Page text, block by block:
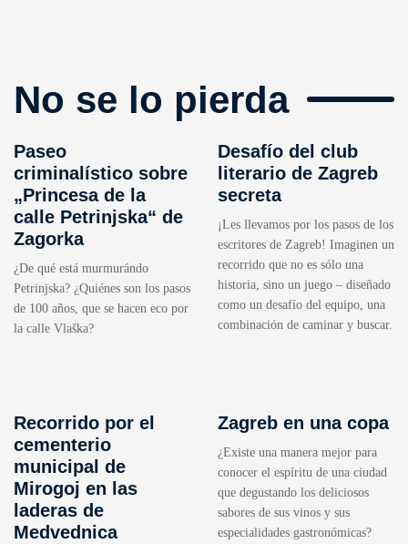
No se lo pierda
Paseo
criminalístico sobre
„Princesa de la
calle Petrinjska“ de
Zagorka
¿De qué está murmurándo
Petrinjska? ¿Quiénes son los pasos
de 100 años, que se hacen eco por
la calle Vlaška?
Desafío del club
literario de Zagreb
secreta
¡Les llevamos por los pasos de los
escritores de Zagreb! Imaginen un
recorrido que no es sólo una
historia, sino un juego – diseñado
como un desafío del equipo, una
combinación de caminar y buscar.
Recorrido por el
cementerio
municipal de
Mirogoj en las
laderas de
Medvednica
Zagreb en una copa
¿Existe una manera mejor para
conocer el espíritu de una ciudad
que degustando los deliciosos
sabores de sus vinos y sus
especialidades gastronómicas?